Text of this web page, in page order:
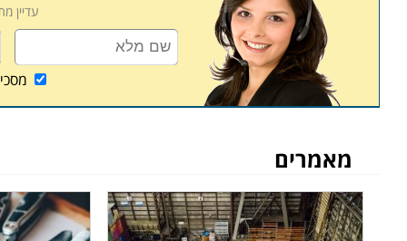
קורס ניהול מחסן ממוחשב נערך פעם או פעמיים
שיעורי השלמה במידה ופספסתם את אחד השיעורים
עדיין
מאמרים